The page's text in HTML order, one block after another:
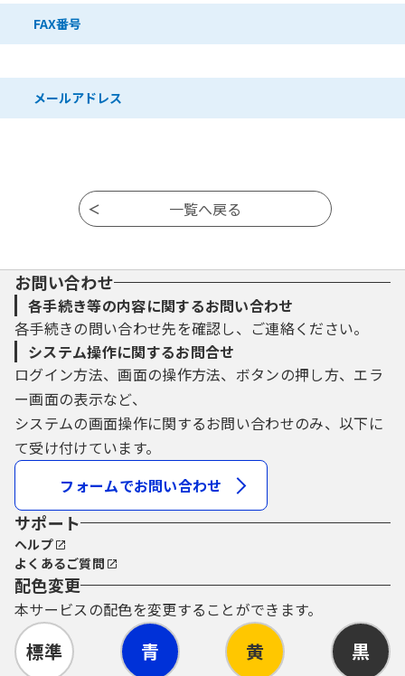
FAX番号
メールアドレス
お問い合わせ
各手続き等の内容に関するお問い合わせ
各手続きの問い合わせ先を確認し、ご連絡ください。
システム操作に関するお問合せ
ログイン方法、画面の操作方法、ボタンの押し方、エラ
ー画面の表示など、
システムの画面操作に関するお問い合わせのみ、以下に
て受け付けています。
フォームでお問い合わせ
サポート
ヘルプ
よくあるご質問
配色変更
本サービスの配色を変更することができます。
標準 青 黄 黒